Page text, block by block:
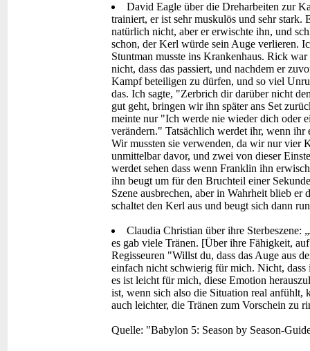
David Eagle über die Dreharbeiten zur
trainiert, er ist sehr muskulös und sehr stark.
natürlich nicht, aber er erwischte ihn, und
schon, der Kerl würde sein Auge verlieren.
Stuntman musste ins Krankenhaus. Rick
nicht, dass das passiert, und nachdem er
Kampf beteiligen zu dürfen, und so viel
das. Ich sagte, "Zerbrich dir darüber nicht
gut geht, bringen wir ihn später ans Set
meinte nur "Ich werde nie wieder dich oder
verändern." Tatsächlich werdet ihr, wenn ihr
Wir mussten sie verwenden, da wir nur vier
unmittelbar davor, und zwei von dieser
werdet sehen dass wenn Franklin ihn
ihn beugt um für den Bruchteil einer
Szene ausbrechen, aber in Wahrheit blieb
schaltet den Kerl aus und beugt sich dann
Claudia Christian über ihre Sterbeszene:
es gab viele Tränen. [Über ihre Fähigkeit,
Regisseuren "Willst du, dass das Auge aus
einfach nicht schwierig für mich. Nicht, dass
es ist leicht für mich, diese Emotion
ist, wenn sich also die Situation real anfühlt,
auch leichter, die Tränen zum Vorschein zu
Quelle: "Babylon 5: Season by Season-